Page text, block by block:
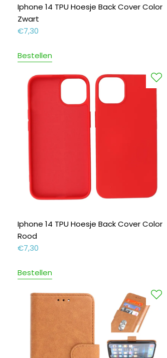
Iphone 14 TPU Hoesje Back Cover Color
Zwart
€7,30
Bestellen
Iphone 14 TPU Hoesje Back Cover Color
Rood
€7,30
Bestellen